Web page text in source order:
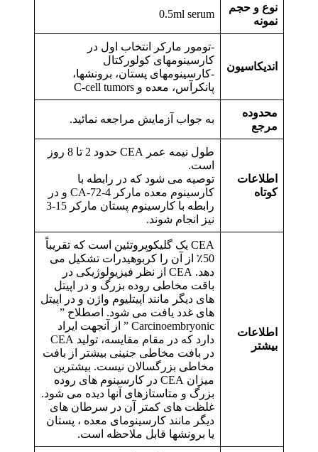
نوع و حجم
نمونه
0.5ml serum
اندیکاسیون
-تومور مارکر انتخاب اول در
کارسینومهای کولورکتال
-کارسینومهای پستان، برونشها،
پانکرآس، معده و C-cell tumors
محدوده
مرجع
به جواب آزمایش مراجعه نمائید.
اطلاعات
کوتاه
طول نیمه عمر CEA حدود 2 تا 8 روز
است.
توصیه می شود که در رابطه با
کارسینوم معده مارکر CA-72-4 و در
رابطه با کارسینوم پستان مارکر 15-3
نیز انجام شوند.
اطلاعات
بیشتر
CEA یک گلیکوپروتئین است که تقریباً
50٪ از آن را کربوهیدرات تشکیل می
دهد. CEA از نظر فیزیولوژیکی در
باقت مخاطی روده بزرگ و در اپیتل
های دیگر مانند اپیتلیوم واژن و در اپیتل
های غدد یافت می شود. اصطلاح ”
Carcinoembryonic ” از آنجهت ایراد
دارد که در مقام مقایسه، تولید CEA
در بافت مخاطی جنینی بیشتر از بافت
مخاطی بزرگسالان نیست. بیشترین
میزان CEA در کارسینوم های روده
بزرگ و متاستازهای آنها دیده می شود.
غلظت های کمتر آن در سرطان های
دیگر مانند کارسینومای معده ، پستان
یا برونشها قابل ملاحظه است.